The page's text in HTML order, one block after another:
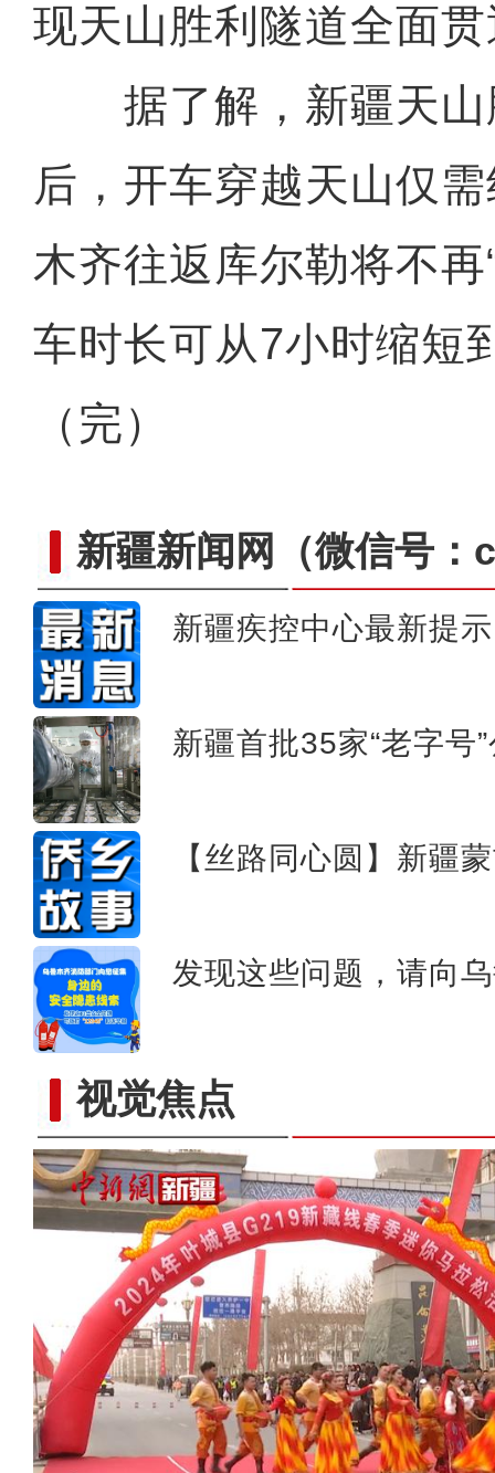
现天山胜利隧道全面
据了解，新疆天山
后，开车穿越天山仅
木齐往返库尔勒将不再
车时长可从7小时缩短
（完）
新疆新闻网 （微信号
新疆疾控中心最新提
新疆首批35家“老字号
【丝路同心圆】新疆
发现这些问题，请向
视觉焦点全国越野滑雪冠军赛在新